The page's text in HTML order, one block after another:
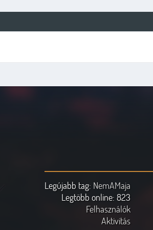
Legújabb tag: NemAMaja
Legtöbb online: 823
Felhasználók
Aktivitás